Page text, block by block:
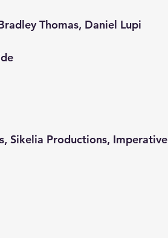
Thomas, Daniel Lupi
Sikelia Productions, Imperative